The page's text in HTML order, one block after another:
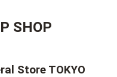
SHOP
Store TOKYO